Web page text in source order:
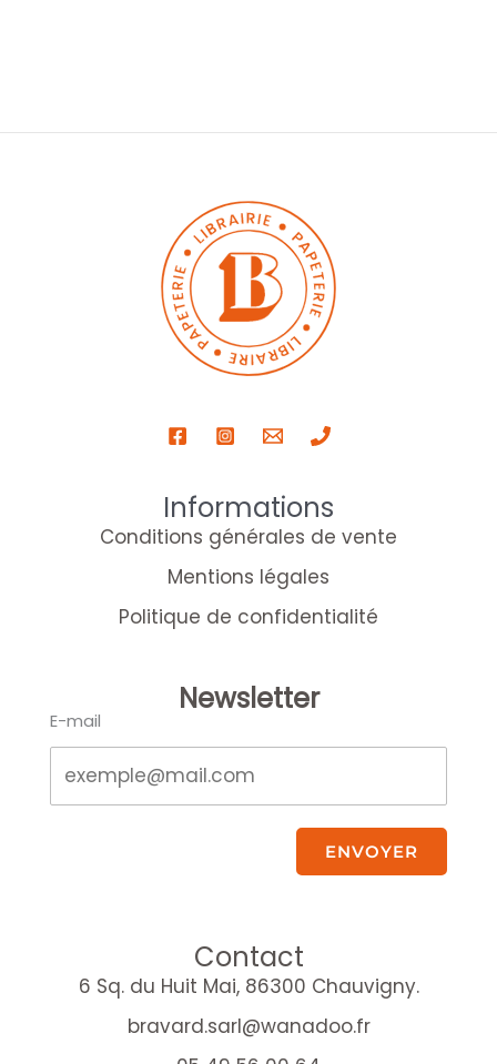
Informations
Conditions générales de vente
Mentions légales
Politique de confidentialité
Newsletter
E-mail
ENVOYER
Contact
6 Sq. du Huit Mai, 86300 Chauvigny.
bravard.sarl@wanadoo.fr